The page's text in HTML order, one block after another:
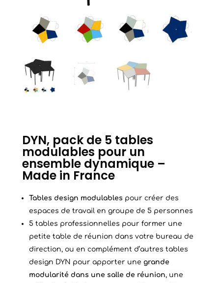
DYN, pack de 5 tables
modulables pour un
ensemble dynamique –
Made in France
Tables design modulables pour créer des
espaces de travail en groupe de 5 personnes
5 tables professionnelles pour former une
petite table de réunion dans votre bureau de
direction, ou en complément d’autres tables
design DYN pour apporter une grande
modularité dans une salle de réunion, une